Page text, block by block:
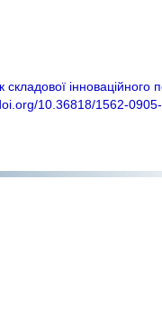
інноваційного
10.36818/1562-